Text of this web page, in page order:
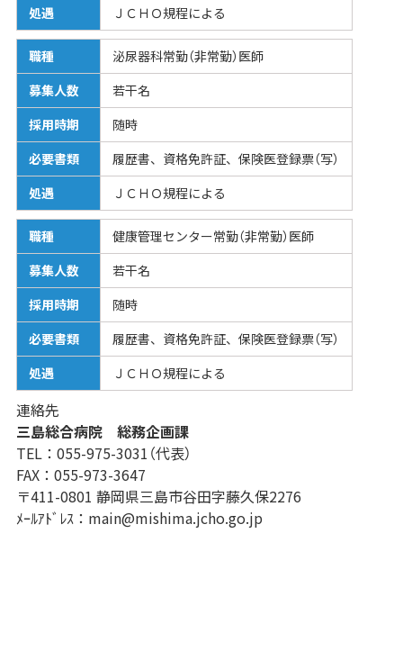
処遇
ＪＣＨＯ規程による
職種
泌尿器科常勤（非常勤）医師
募集人数
若干名
採用時期
随時
必要書類
履歴書、資格免許証、保険医登録票（写）
処遇
ＪＣＨＯ規程による
職種
健康管理センター常勤（非常勤）医師
募集人数
若干名
採用時期
随時
必要書類
履歴書、資格免許証、保険医登録票（写）
処遇
ＪＣＨＯ規程による
連絡先
三島総合病院 総務企画課
TEL：055-975-3031（代表）
FAX：055-973-3647
〒411-0801 静岡県三島市谷田字藤久保2276
ﾒｰﾙｱﾄﾞﾚｽ：main@mishima.jcho.go.jp